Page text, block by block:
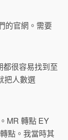
的官網。需要
很容易找到至
把人數選
MR 轉點 EY
點。我當時其